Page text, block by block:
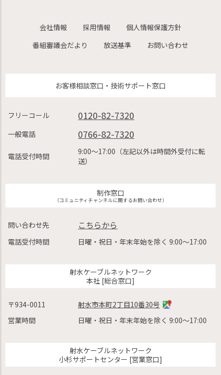
会社情報 採用情報
個人情報保護方針
番組審議会だより
放送基準 お問い合わせ
お客様相談窓口・技術サポート窓口
フリーコール 0120-82-7320
一般電話 0766-82-7320
電話受付時間
9:00〜17:00（左記以外は時間外受付に転
送）
制作窓口
（コミュニティチャンネルに関するお問い合わせ）
問い合わせ先 こちらから
電話受付時間 日曜・祝日・年末年始を除く 9:00〜17:00
射水ケーブルネットワーク
本社 [総合窓口]
〒934-0011
射水市本町2丁目10番30号
営業時間
日曜・祝日・年末年始を除く 9:00〜17:00
射水ケーブルネットワーク
小杉サポートセンター [営業窓口]